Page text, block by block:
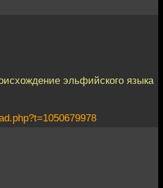
эльфийского языка